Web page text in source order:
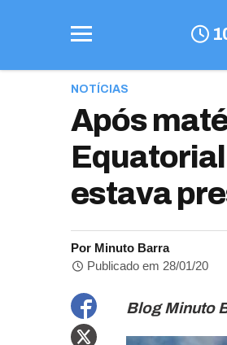
NOTÍCIAS
Após
estava
Por Minuto Barra
Publicado em 28/01/20
Blog Minuto